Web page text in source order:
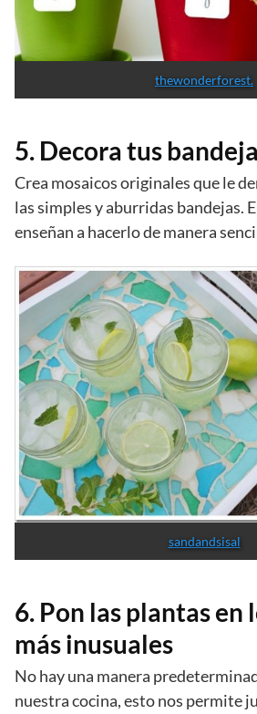
thewonderforest.
5. Decora tus
Crea mosaicos originales que le
las simples y aburridas bandejas.
enseñan a hacerlo de manera
sandandsisal
6. Pon las plantas en
más inusuales
No hay una manera
nuestra cocina, esto nos permite